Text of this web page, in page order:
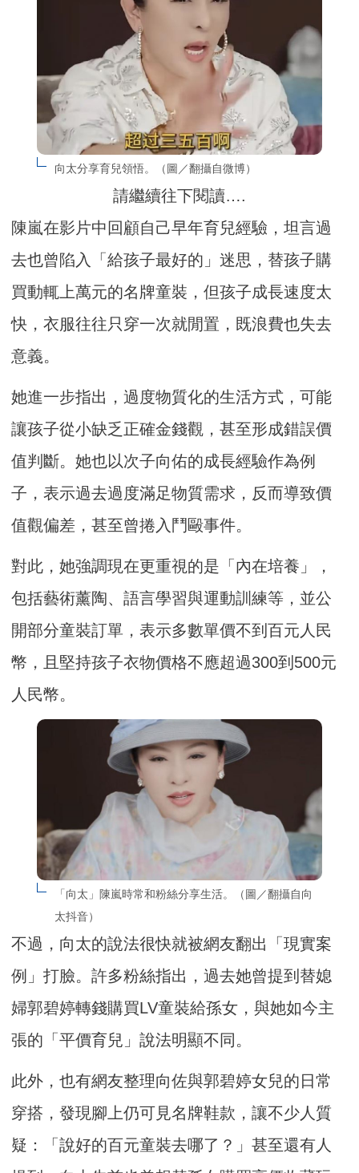
向太分享育兒領悟。（圖／翻攝自微博）
請繼續往下閱讀….
陳嵐在影片中回顧自己早年育兒經驗，坦言過
去也曾陷入「給孩子最好的」迷思，替孩子購
買動輒上萬元的名牌童裝，但孩子成長速度太
快，衣服往往只穿一次就閒置，既浪費也失去
意義。
她進一步指出，過度物質化的生活方式，可能
讓孩子從小缺乏正確金錢觀，甚至形成錯誤價
值判斷。她也以次子向佑的成長經驗作為例
子，表示過去過度滿足物質需求，反而導致價
值觀偏差，甚至曾捲入鬥毆事件。
對此，她強調現在更重視的是「內在培養」，
包括藝術薰陶、語言學習與運動訓練等，並公
開部分童裝訂單，表示多數單價不到百元人民
幣，且堅持孩子衣物價格不應超過300到500元
人民幣。
「向太」陳嵐時常和粉絲分享生活。（圖／翻攝自向
太抖音）
不過，向太的說法很快就被網友翻出「現實案
例」打臉。許多粉絲指出，過去她曾提到替媳
婦郭碧婷轉錢購買LV童裝給孫女，與她如今主
張的「平價育兒」說法明顯不同。
此外，也有網友整理向佐與郭碧婷女兒的日常
穿搭，發現腳上仍可見名牌鞋款，讓不少人質
疑：「說好的百元童裝去哪了？」甚至還有人